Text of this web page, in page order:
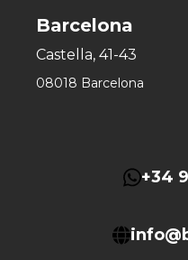
Barcelona
Castella, 41-43
08018 Barcelona
+34